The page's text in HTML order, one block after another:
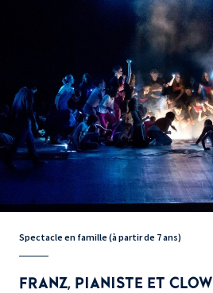
Spectacle en famille (à partir de 7 ans)
FRANZ, PIANISTE ET